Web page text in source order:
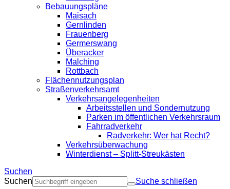
Bebauungspläne
Maisach
Gernlinden
Frauenberg
Germerswang
Überacker
Malching
Rottbach
Flächennutzungsplan
Straßenverkehrsamt
Verkehrsangelegenheiten
Arbeitsstellen und Sondernutzung
Parken im öffentlichen Verkehrsraum
Fahrradverkehr
Radverkehr: Wer hat Recht?
Verkehrsüberwachung
Winterdienst – Splitt-Streukästen
Suchen
Suchen
Suche schließen